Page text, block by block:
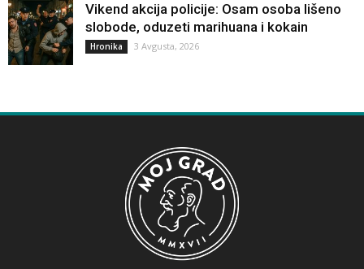
Vikend akcija policije: Osam osoba lišeno
slobode, oduzeti marihuana i kokain
Hronika 3 Avgusta, 2026